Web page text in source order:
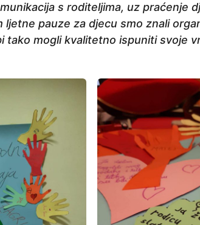
s roditeljima, uz praćenje
ljetne pauze za djecu smo znali
tako mogli kvalitetno ispuniti svoje